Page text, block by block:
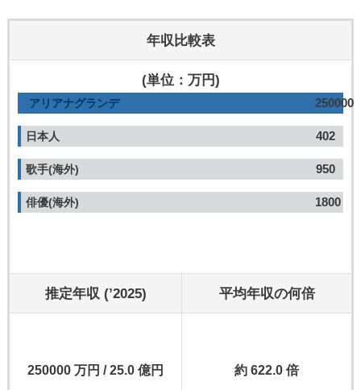
年収比較表
(単位：万円)
アリアナグランデ 250000
日本人 402
歌手(海外) 950
俳優(海外) 1800
推定年収 (’2025) 平均年収の何倍
250000 万円 / 25.0 億円 約 622.0 倍